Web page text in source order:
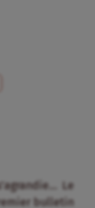
Le
bulletin